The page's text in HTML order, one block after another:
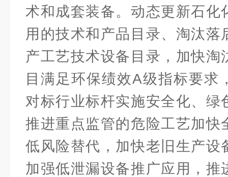
术和成套装备。动态更新石化
用的技术和产品目录、淘汰落
产工艺技术设备目录，加快淘
目满足环保绩效A级指标要求
对标行业标杆实施安全化、绿
推进重点监管的危险工艺加快
低风险替代，加快老旧生产设
加强低泄漏设备推广应用，推